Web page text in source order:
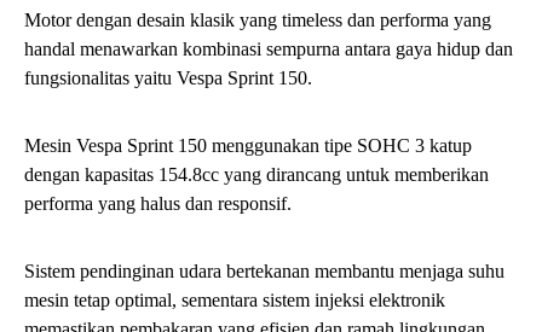
Motor dengan desain klasik yang timeless dan performa yang
handal menawarkan kombinasi sempurna antara gaya hidup dan
fungsionalitas yaitu Vespa Sprint 150.
Mesin Vespa Sprint 150 menggunakan tipe SOHC 3 katup
dengan kapasitas 154.8cc yang dirancang untuk memberikan
performa yang halus dan responsif.
Sistem pendinginan udara bertekanan membantu menjaga suhu
mesin tetap optimal, sementara sistem injeksi elektronik